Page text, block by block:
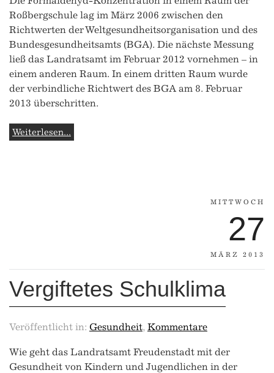
Roßbergschule lag im März 2006 zwischen den
Richtwerten der Weltgesundheitsorganisation und des
Bundesgesundheitsamts (BGA). Die nächste Messung
ließ das Landratsamt im Februar 2012 vornehmen – in
einem anderen Raum. In einem dritten Raum wurde
der verbindliche Richtwert des BGA am 8. Februar
2013 überschritten.
Weiterlesen...
MITTWOCH
27
MÄRZ 2013
Vergiftetes Schulklima
Veröffentlicht in: Gesundheit, Kommentare
Wie geht das Landratsamt Freudenstadt mit der
Gesundheit von Kindern und Jugendlichen in der